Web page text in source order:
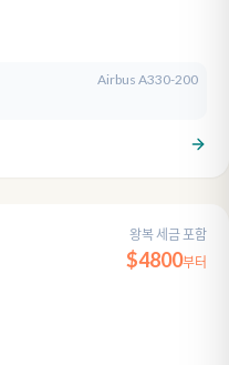
Airbus A330-200
왕복 세금 포함
$4800부터